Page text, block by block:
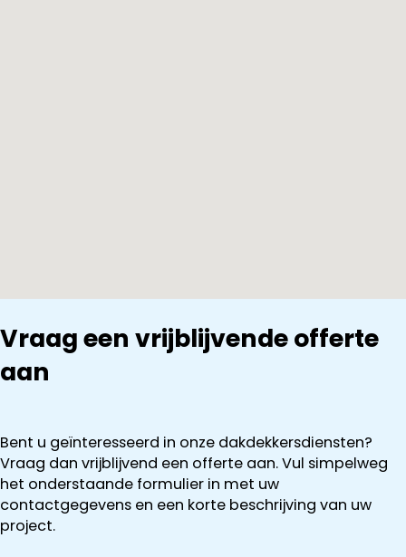
Vraag een vrijblijvende offerte
aan
Bent u geïnteresseerd in onze dakdekkersdiensten?
Vraag dan vrijblijvend een offerte aan. Vul simpelweg
het onderstaande formulier in met uw
contactgegevens en een korte beschrijving van uw
project.